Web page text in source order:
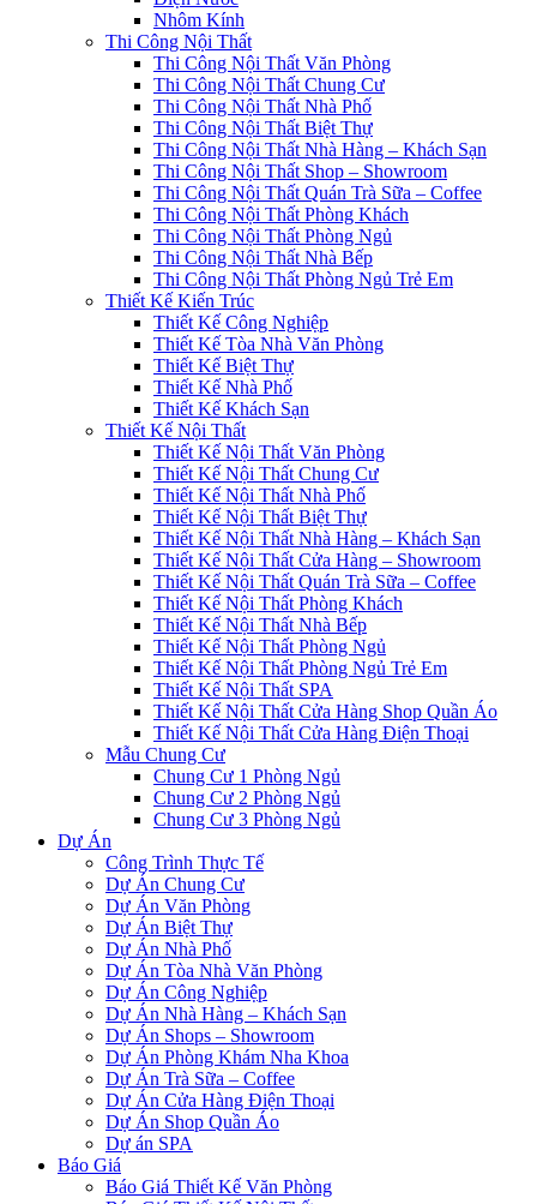
Nhôm Kính
Thi Công Nội Thất
Thi Công Nội Thất Văn Phòng
Thi Công Nội Thất Chung Cư
Thi Công Nội Thất Nhà Phố
Thi Công Nội Thất Biệt Thự
Thi Công Nội Thất Nhà Hàng – Khách Sạn
Thi Công Nội Thất Shop – Showroom
Thi Công Nội Thất Quán Trà Sữa – Coffee
Thi Công Nội Thất Phòng Khách
Thi Công Nội Thất Phòng Ngủ
Thi Công Nội Thất Nhà Bếp
Thi Công Nội Thất Phòng Ngủ Trẻ Em
Thiết Kế Kiến Trúc
Thiết Kế Công Nghiệp
Thiết Kế Tòa Nhà Văn Phòng
Thiết Kế Biệt Thự
Thiết Kế Nhà Phố
Thiết Kế Khách Sạn
Thiết Kế Nội Thất
Thiết Kế Nội Thất Văn Phòng
Thiết Kế Nội Thất Chung Cư
Thiết Kế Nội Thất Nhà Phố
Thiết Kế Nội Thất Biệt Thự
Thiết Kế Nội Thất Nhà Hàng – Khách Sạn
Thiết Kế Nội Thất Cửa Hàng – Showroom
Thiết Kế Nội Thất Quán Trà Sữa – Coffee
Thiết Kế Nội Thất Phòng Khách
Thiết Kế Nội Thất Nhà Bếp
Thiết Kế Nội Thất Phòng Ngủ
Thiết Kế Nội Thất Phòng Ngủ Trẻ Em
Thiết Kế Nội Thất SPA
Thiết Kế Nội Thất Cửa Hàng Shop Quần Áo
Thiết Kế Nội Thất Cửa Hàng Điện Thoại
Mẫu Chung Cư
Chung Cư 1 Phòng Ngủ
Chung Cư 2 Phòng Ngủ
Chung Cư 3 Phòng Ngủ
Dự Án
Công Trình Thực Tế
Dự Án Chung Cư
Dự Án Văn Phòng
Dự Án Biệt Thự
Dự Án Nhà Phố
Dự Án Tòa Nhà Văn Phòng
Dự Án Công Nghiệp
Dự Án Nhà Hàng – Khách Sạn
Dự Án Shops – Showroom
Dự Án Phòng Khám Nha Khoa
Dự Án Trà Sữa – Coffee
Dự Án Cửa Hàng Điện Thoại
Dự Án Shop Quần Áo
Dự án SPA
Báo Giá
Báo Giá Thiết Kế Văn Phòng